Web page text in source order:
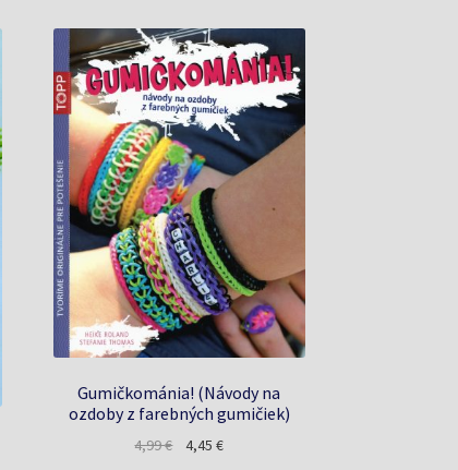
Gumičkománia! (Návody na
ozdoby z farebných gumičiek)
4,99€
Pôvodná
4,45€Aktuálna